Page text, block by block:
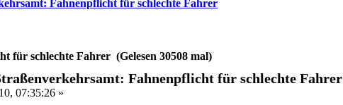
Fahnenpflicht für schlechte Fahrer
für schlechte Fahrer (Gelesen 30508 mal)
Fahnenpflicht für schlechte Fahrer
07:35:26 »